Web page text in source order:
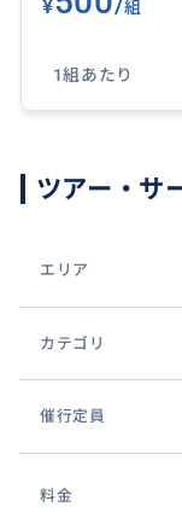
¥ 組
1組あたり
ツアー・サ
エリア
カテゴリ
催行定員
料金